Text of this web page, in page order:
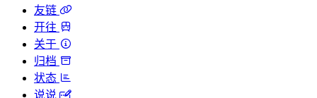
友链
开往
关于
归档
状态
说说